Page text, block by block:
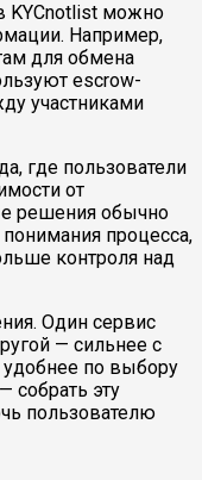
KYCnotlist можно
Например,
для обмена
escrow-
участниками
где пользователи
от
решения обычно
процесса,
контроля над
Один сервис
— сильнее с
удобнее по выбору
собрать эту
пользователю